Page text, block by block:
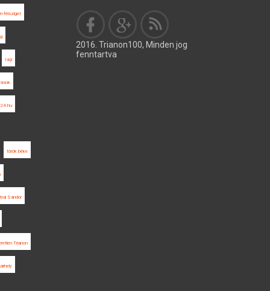
félsziget
Iaşi
24.hu
török béke
Sándor
Trianon
2016. Trianon100, Minden jog
fenntartva